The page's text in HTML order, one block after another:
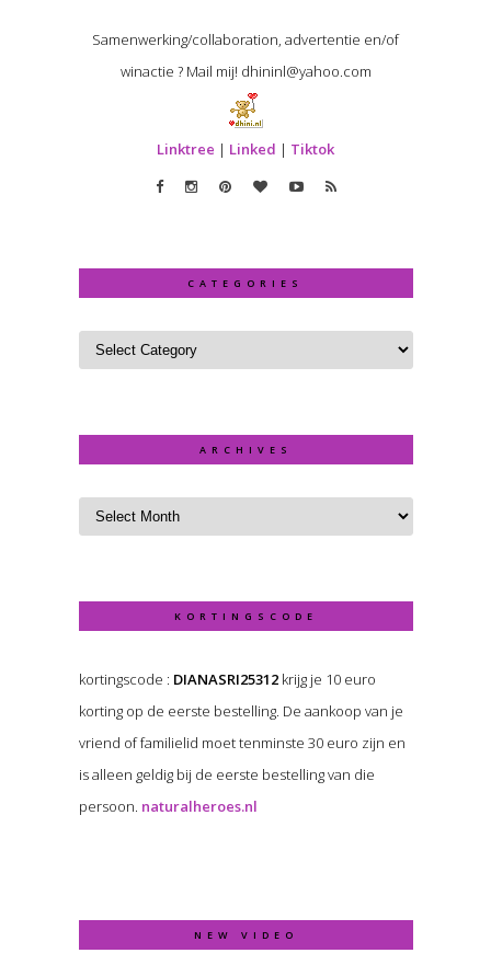
Samenwerking/collaboration, advertentie en/of
winactie ? Mail mij! dhininl@yahoo.com
Linktree | Linked | Tiktok
CATEGORIES
ARCHIVES
KORTINGSCODE
kortingscode : DIANASRI25312krijg je 10 euro
korting op de eerste bestelling. De aankoop van je
vriend of familielid moet tenminste 30 euro zijn en
is alleen geldig bij de eerste bestelling van die
persoon. naturalheroes.nl
NEW VIDEO